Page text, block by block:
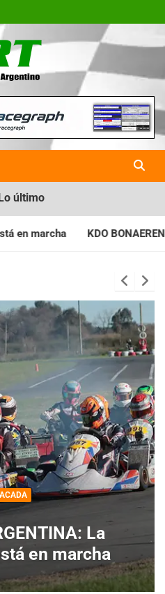
La Revista
Karting en
Lo último
Con la vara bien
La
en marcha